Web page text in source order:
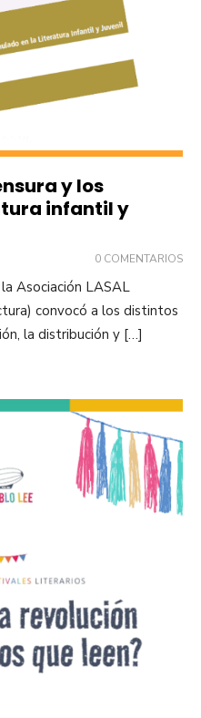
y los
infantil y
0 COMENTARIOS
Asociación LASAL
convocó a los distintos
la distribución y […]